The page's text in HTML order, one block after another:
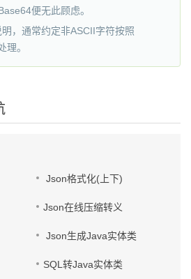
便无此顾虑。
，通常约定非ASCII字符按照
理。
Json格式化(上下)
Json在线压缩转义
Json生成Java实体类
SQL转Java实体类